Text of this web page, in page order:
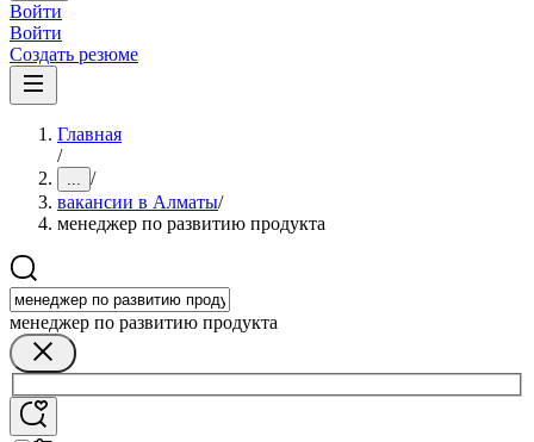
Войти
Войти
Создать резюме
Главная
/
... /
вакансии в Алматы/
менеджер по развитию продукта
менеджер по развитию продукта